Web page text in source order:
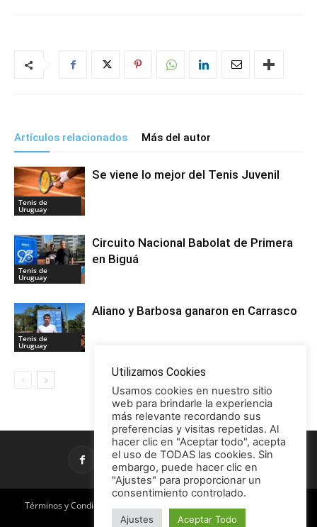
Artículos relacionados Más del autor
Tenis de
Uruguay
Se viene lo mejor del Tenis Juvenil
Tenis de
Uruguay
Circuito Nacional Babolat de Primera
en Biguá
Tenis de
Uruguay
Aliano y Barbosa ganaron en Carrasco
Términos y Condiciones
Publicidad en TCE
Licencia CC
Utilizamos Cookies
Usamos cookies en nuestro sitio
web para brindarle la experiencia
más relevante recordando sus
preferencias y visitas repetidas. Al
hacer clic en "Aceptar todo", acepta
el uso de TODAS las cookies. Sin
embargo, puede hacer clic en
"Ajustes" para proporcionar un
consentimiento controlado.
Ajustes Aceptar Todo